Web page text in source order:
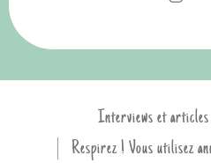
Interviews et articles
Respirez ! Vous utilisez